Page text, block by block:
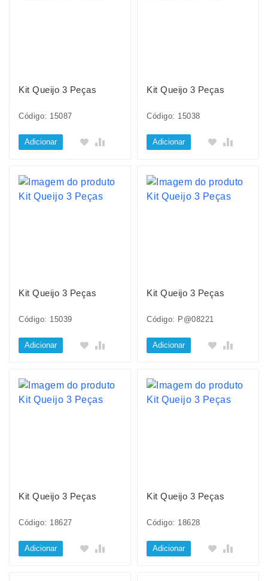
Kit Queijo 3 Peças
Código: 15087
Adicionar
Kit Queijo 3 Peças
Código: 15038
Adicionar
Kit Queijo 3 Peças
Código: 15039
Adicionar
Kit Queijo 3 Peças
Código: P@08221
Adicionar
Kit Queijo 3 Peças
Código: 18627
Adicionar
Kit Queijo 3 Peças
Código: 18628
Adicionar